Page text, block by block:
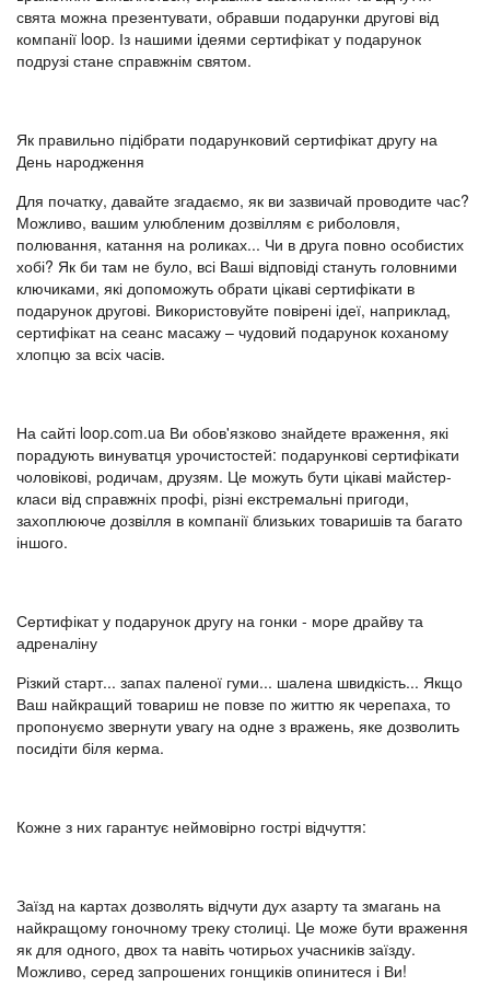
свята можна презентувати, обравши подарунки другові від
компанії loop. Із нашими ідеями сертифікат у подарунок
подрузі стане справжнім святом.
Як правильно підібрати подарунковий сертифікат другу на
День народження
Для початку, давайте згадаємо, як ви зазвичай проводите час?
Можливо, вашим улюбленим дозвіллям є риболовля,
полювання, катання на роликах... Чи в друга повно особистих
хобі? Як би там не було, всі Ваші відповіді стануть головними
ключиками, які допоможуть обрати цікаві сертифікати в
подарунок другові. Використовуйте повірені ідеї, наприклад,
сертифікат на сеанс масажу – чудовий подарунок коханому
хлопцю за всіх часів.
На сайті loop.com.ua Ви обов'язково знайдете враження, які
порадують винуватця урочистостей: подарункові сертифікати
чоловікові, родичам, друзям. Це можуть бути цікаві майстер-
класи від справжніх профі, різні екстремальні пригоди,
захоплююче дозвілля в компанії близьких товаришів та багато
іншого.
Сертифікат у подарунок другу на гонки - море драйву та
адреналіну
Різкий старт... запах паленої гуми... шалена швидкість... Якщо
Ваш найкращий товариш не повзе по життю як черепаха, то
пропонуємо звернути увагу на одне з вражень, яке дозволить
посидіти біля керма.
Кожне з них гарантує неймовірно гострі відчуття:
Заїзд на картах дозволять відчути дух азарту та змагань на
найкращому гоночному треку столиці. Це може бути враження
як для одного, двох та навіть чотирьох учасників заїзду.
Можливо, серед запрошених гонщиків опинитеся і Ви!